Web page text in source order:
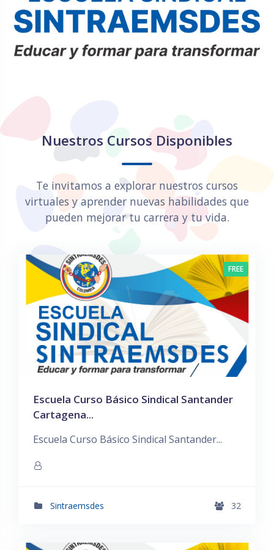
Salta Nuestros Cursos Disponibles
Nuestros Cursos Disponibles
Te invitamos a explorar nuestros cursos
virtuales y aprender nuevas habilidades que
pueden mejorar tu carrera y tu vida.
FREE
Escuela Curso Básico Sindical Santander
Cartagena...
Escuela Curso Básico Sindical Santander...
Sintraemsdes 32